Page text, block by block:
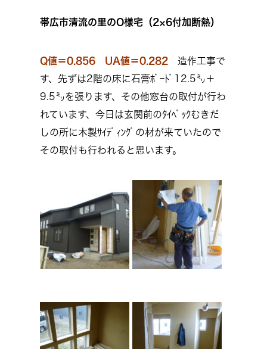
帯広市清流の里のO様宅（2×6付加断熱）
Q値＝0.856 UA値＝0.282 造作工事で
す、先ずは2階の床に石膏ﾎﾞｰﾄﾞ12.5㍉＋
9.5㍉を張ります、その他窓台の取付が行わ
れています、今日は玄関前のﾀｲﾍﾞｯｸむきだ
しの所に木製ｻｲﾃﾞｨﾝｸﾞの材が来ていたので
その取付も行われると思います。